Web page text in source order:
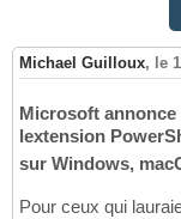
Michael Guilloux, le
Microsoft
lextension
sur Windows,
Pour ceux qui